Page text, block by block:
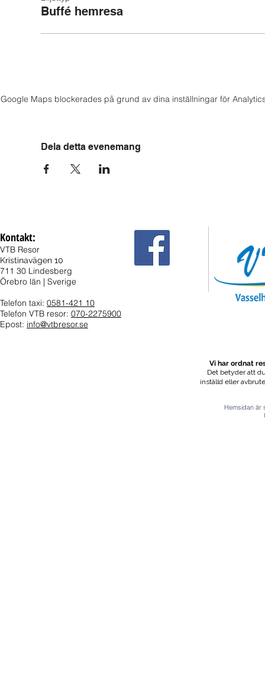
Buffé hemresa
Google Maps blockerades på grund av dina inställningar för
Dela detta evenemang
Kontakt:
VTB Resor
Kristinavägen 10
711 30 Lindesberg
Örebro län | Sverige
Telefon taxi: 0581-421 10
Telefon VTB resor: 070-2275900
Epost: info@vtbresor.se
Vi har ordnat
Det betyder att
inställd eller
Hemsidan